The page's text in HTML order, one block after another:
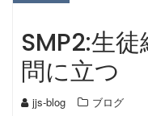
SMP2:生
問に立つ
jjs-blog ブログ